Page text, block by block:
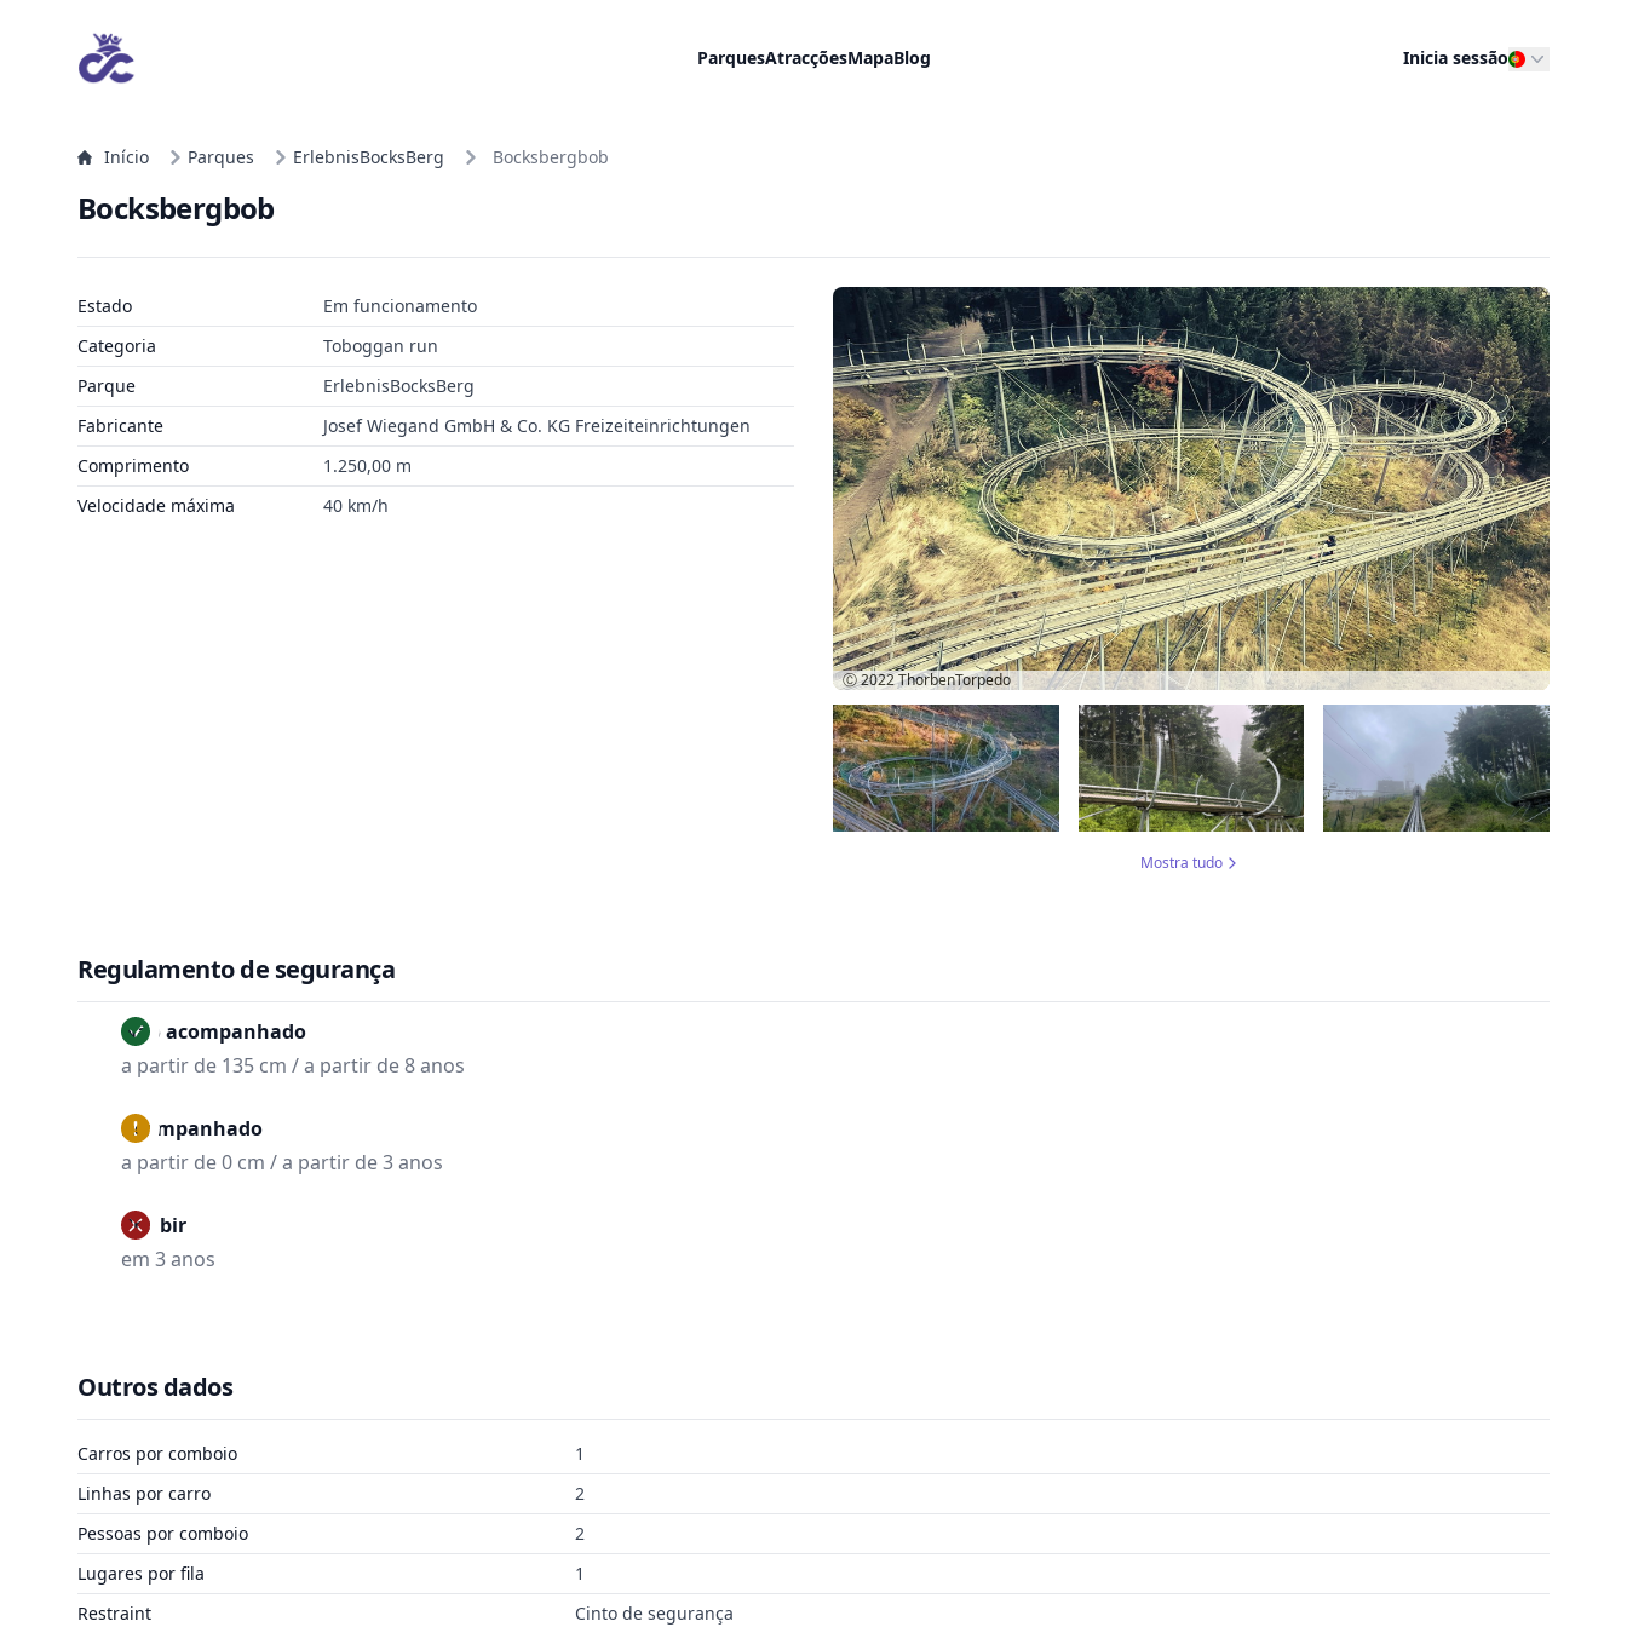
ParquesAtracçõesMapaBlog Inicia sessão
Início Parques ErlebnisBocksBerg Bocksbergbob
Bocksbergbob
Estado
Em funcionamento
Categoria
Toboggan run
Parque
ErlebnisBocksBerg
Fabricante
Josef Wiegand GmbH & Co. KG Freizeiteinrichtungen
Comprimento
1.250,00 m
Velocidade máxima
40 km/h
Ⓒ 2022ThorbenTorpedo
Mostra tudo
Regulamento de segurança
Não acompanhado
a partir de 135 cm / a partir de 8 anos
Acompanhado
a partir de 0 cm / a partir de 3 anos
Proibir
em 3 anos
Outros dados
Carros por comboio
1
Linhas por carro
2
Pessoas por comboio
2
Lugares por fila
1
Restraint
Cinto de segurança